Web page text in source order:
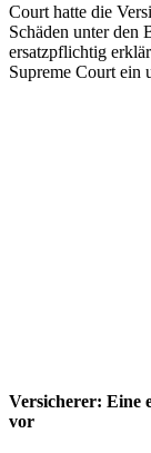
Court hatte die
Schäden unter den
ersatzpflichtig
Supreme Court ein
Versicherer: Eine
vor